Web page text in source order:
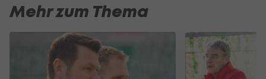
Mehr zum Thema